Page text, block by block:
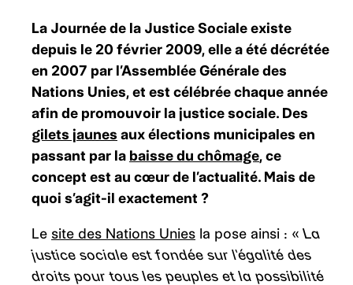
La Journée de la Justice Sociale existe
depuis le 20 février 2009, elle a été décrétée
en 2007 par l’Assemblée Générale des
Nations Unies, et est célébrée chaque année
afin de promouvoir la justice sociale. Des
gilets jaunes aux élections municipales en
passant par la baisse du chômage, ce
concept est au cœur de l’actualité. Mais de
quoi s’agit-il exactement ?
Le site des Nations Unies la pose ainsi : «La
justice sociale est fondée sur l’égalité des
droits pour tous les peuples et la possibilité